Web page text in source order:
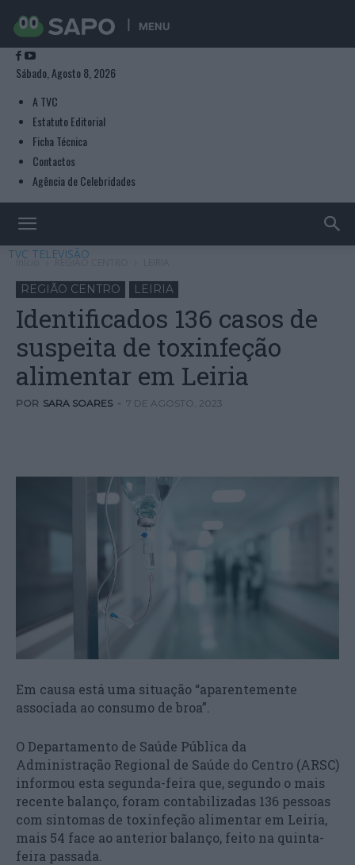
MENU
Sábado, Agosto 8, 2026
A TVC
Estatuto Editorial
Ficha Técnica
Contactos
Agência de Celebridades
TVC TELEVISÃO
Início REGIÃO CENTRO
REGIÃO CENTRO LEIRIA
Identificados 136 casos de
suspeita de toxinfeção
alimentar em Leiria
POR SARA SOARES - 7 DE AGOSTO, 2023
Em causa está uma situação “aparentemente
associada ao consumo de broa”.
O Departamento de Saúde Pública da
Administração Regional de Saúde do Centro (ARSC)
informou esta segunda-feira que, segundo o mais
recente balanço, foram contabilizadas 136 pessoas
com sintomas de toxinfeção alimentar em Leiria,
mais 54 face ao anterior balanço, feito na quinta-
feira passada.